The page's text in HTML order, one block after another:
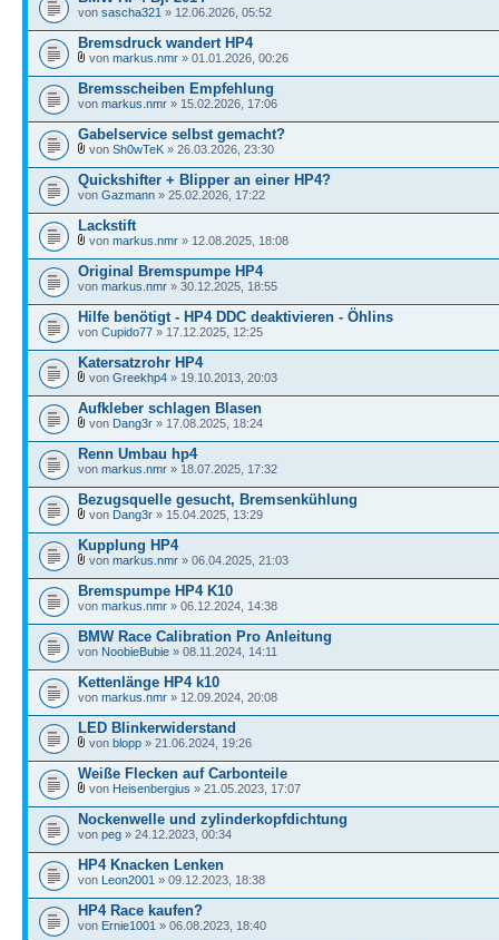
von sascha321 » 12.06.2026, 05:52
Bremsdruck wandert HP4
von markus.nmr » 01.01.2026, 00:26
Bremsscheiben Empfehlung
von markus.nmr » 15.02.2026, 17:06
Gabelservice selbst gemacht?
von Sh0wTeK » 26.03.2026, 23:30
Quickshifter + Blipper an einer HP4?
von Gazmann » 25.02.2026, 17:22
Lackstift
von markus.nmr » 12.08.2025, 18:08
Original Bremspumpe HP4
von markus.nmr » 30.12.2025, 18:55
Hilfe benötigt - HP4 DDC deaktivieren - Öhlins
von Cupido77 » 17.12.2025, 12:25
Katersatzrohr HP4
von Greekhp4 » 19.10.2013, 20:03
Aufkleber schlagen Blasen
von Dang3r » 17.08.2025, 18:24
Renn Umbau hp4
von markus.nmr » 18.07.2025, 17:32
Bezugsquelle gesucht, Bremsenkühlung
von Dang3r » 15.04.2025, 13:29
Kupplung HP4
von markus.nmr » 06.04.2025, 21:03
Bremspumpe HP4 K10
von markus.nmr » 06.12.2024, 14:38
BMW Race Calibration Pro Anleitung
von NoobieBubie » 08.11.2024, 14:11
Kettenlänge HP4 k10
von markus.nmr » 12.09.2024, 20:08
LED Blinkerwiderstand
von blopp » 21.06.2024, 19:26
Weiße Flecken auf Carbonteile
von Heisenbergius » 21.05.2023, 17:07
Nockenwelle und zylinderkopfdichtung
von peg » 24.12.2023, 00:34
HP4 Knacken Lenken
von Leon2001 » 09.12.2023, 18:38
HP4 Race kaufen?
von Ernie1001 » 06.08.2023, 18:40